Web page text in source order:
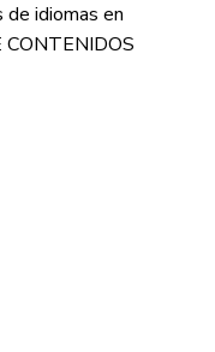
idiomas en
CONTENIDOS